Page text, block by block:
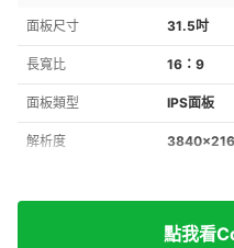
面板尺寸 31.5吋
長寬比 16：9
面板類型 IPS面板
解析度
點我看